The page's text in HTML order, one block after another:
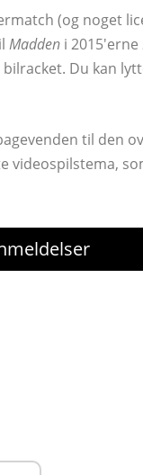
(og noget
Madden i 2015'erne
Du kan
til den